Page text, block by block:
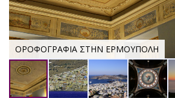
ΟΡΟΦΟΓΡΑΦΙΑ ΣΤΗΝ ΕΡΜΟΥΠΟΛΗ